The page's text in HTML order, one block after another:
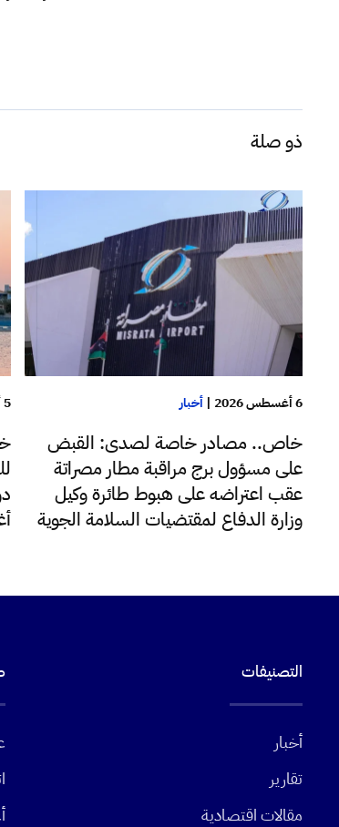
ذو صلة
6 أغسطس 2026 | أخبار
خاص.. مصادر خاصة لصدى: القبض
على مسؤول برج مراقبة مطار مصراتة
عقب اعتراضه على هبوط طائرة وكيل
وزارة الدفاع لمقتضيات السلامة الجوية
5 أغسطس 2026
التصنيفات
أخبار
تقارير
مقالات اقتصادية